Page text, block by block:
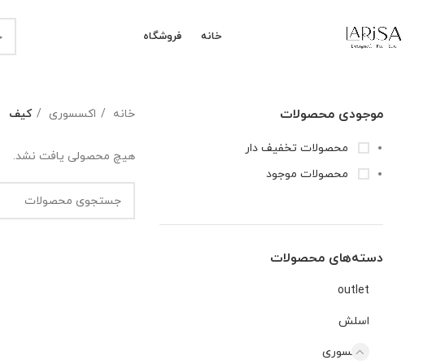
خانه فروشگاه
موجودی محصولات
محصولات تخفیف دار
محصولات موجود
دسته‌های محصولات
outlet
اسلش
اکسسوری
خانه اکسسوری کیف
هیچ محصولی یافت نشد.